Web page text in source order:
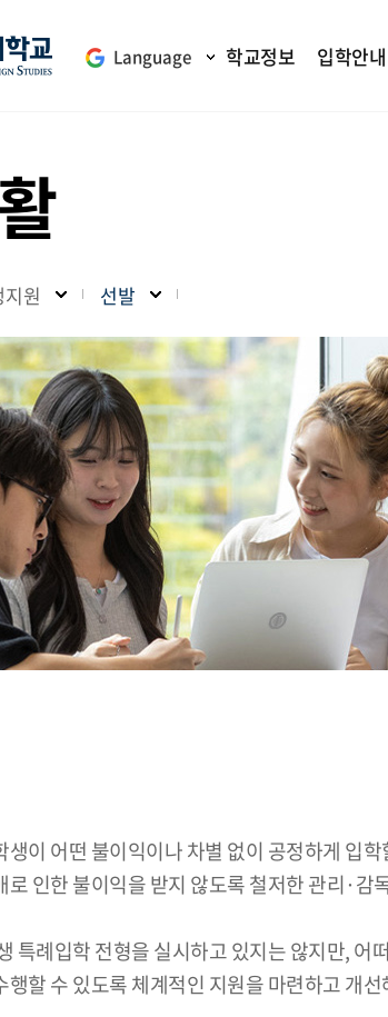
Language 학교정보 입학안내
원 선발
이 어떤 불이익이나 차별 없이 공정하게 입
인한 불이익을 받지 않도록 철저한 관리·감
특례입학 전형을 실시하고 있지는 않지만,
할 수 있도록 체계적인 지원을 마련하고 개